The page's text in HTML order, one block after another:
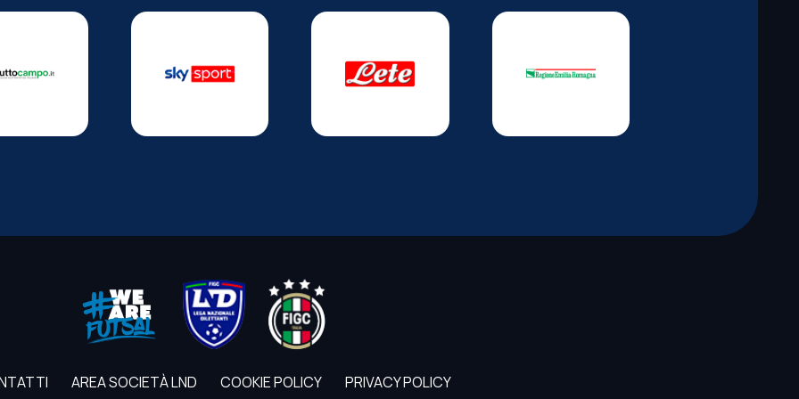
AREA SOCIETÀ LND COOKIE POLICY PRIVACY POLICY